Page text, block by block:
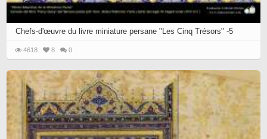
Chefs-d'œuvre du livre miniature persane "Les Cinq Trésors" -5
4618 8 0